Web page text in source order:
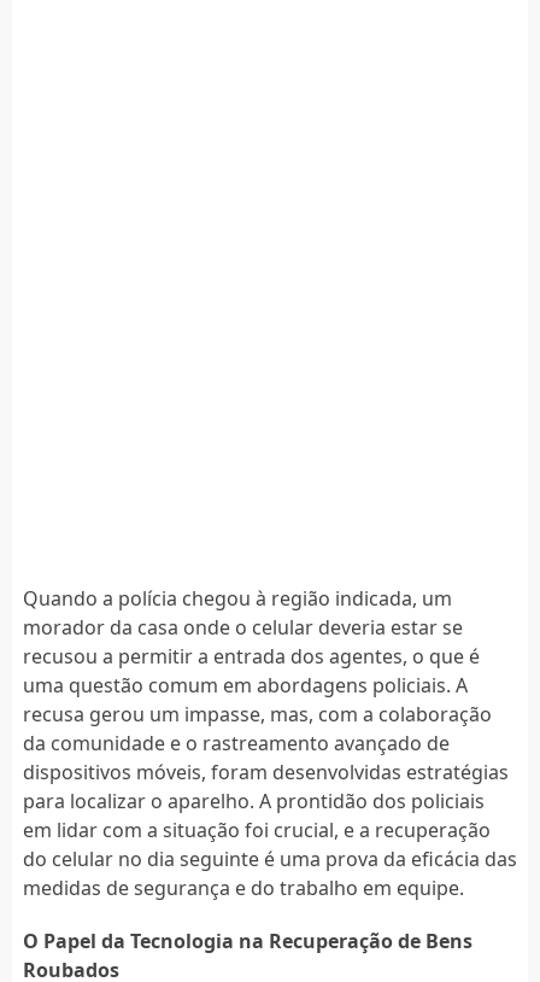
Quando a polícia chegou à região indicada, um
morador da casa onde o celular deveria estar se
recusou a permitir a entrada dos agentes, o que é
uma questão comum em abordagens policiais. A
recusa gerou um impasse, mas, com a colaboração
da comunidade e o rastreamento avançado de
dispositivos móveis, foram desenvolvidas estratégias
para localizar o aparelho. A prontidão dos policiais
em lidar com a situação foi crucial, e a recuperação
do celular no dia seguinte é uma prova da eficácia das
medidas de segurança e do trabalho em equipe.
O Papel da Tecnologia na Recuperação de Bens
Roubados